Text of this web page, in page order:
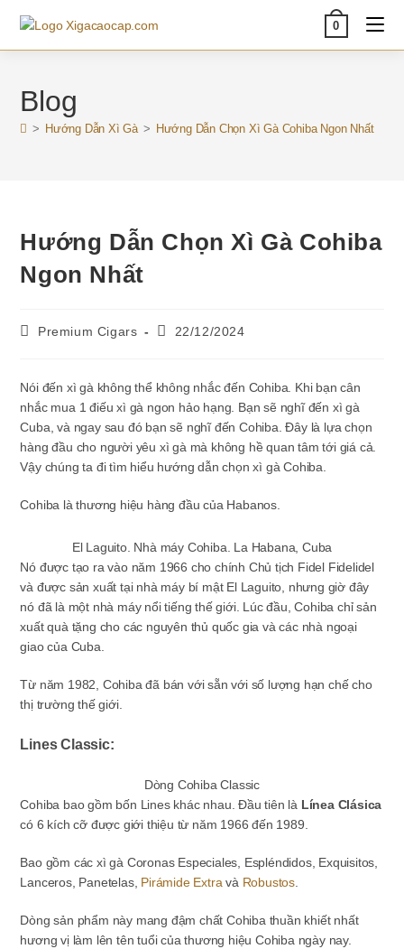
content
0
Blog
> Hướng Dẫn Xì Gà > Hướng Dẫn Chọn Xì Gà Cohiba Ngon Nhất
Hướng Dẫn Chọn Xì Gà Cohiba
Ngon Nhất
PostPremium Cigars
Post22/12/2024
Nói đến xì gà không thể không nhắc đến Cohiba. Khi bạn cân
nhắc mua 1 điếu xì gà ngon hảo hạng. Bạn sẽ nghĩ đến xì gà
Cuba, và ngay sau đó bạn sẽ nghĩ đến Cohiba. Đây là lựa chọn
hàng đầu cho người yêu xì gà mà không hề quan tâm tới giá cả.
Vậy chúng ta đi tìm hiểu hướng dẫn chọn xì gà Cohiba.
Cohiba là thương hiệu hàng đầu của Habanos.
El Laguito. Nhà máy Cohiba. La Habana, Cuba
Nó được tạo ra vào năm 1966 cho chính Chủ tịch Fidel Fidelidel
và được sản xuất tại nhà máy bí mật El Laguito, nhưng giờ đây
nó đã là một nhà máy nổi tiếng thế giới. Lúc đầu, Cohiba chỉ sản
xuất quà tặng cho các nguyên thủ quốc gia và các nhà ngoại
giao của Cuba.
Từ năm 1982, Cohiba đã bán với sẵn với số lượng hạn chế cho
thị trường thế giới.
Lines Classic:
Dòng Cohiba Classic
Cohiba bao gồm bốn Lines khác nhau. Đầu tiên là Línea Clásica
có 6 kích cỡ được giới thiệu từ năm 1966 đến 1989.
Bao gồm các xì gà Coronas Especiales, Espléndidos, Exquisitos,
Lanceros, Panetelas, Pirámide Extravà Robustos.
Dòng sản phẩm này mang đậm chất Cohiba thuần khiết nhất
hương vị làm lên tên tuổi của thương hiệu Cohiba ngày nay.